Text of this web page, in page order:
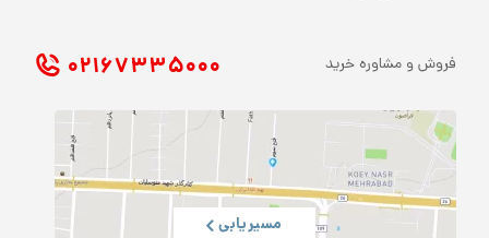
فروش و مشاوره خرید ۰۲۱ ۶۷۳۳۵۰۰۰
مسیریابی